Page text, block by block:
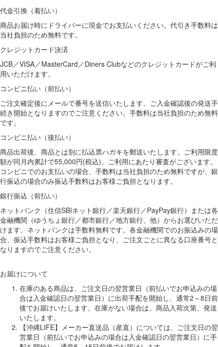
代金引換（着払い）
商品お届け時にドライバーに現金でお支払いください。代引き手数料は
当社負担のため無料です。
クレジットカード決済
JCB／VISA／MasterCard／Diners Clubなどのクレジットカードがご利
用いただけます。
コンビニ払い（前払い）
ご注文確定後にメールで番号を送信いたします。ご入金確認後の発送手
続き開始となりますのでご注意ください。手数料は当社負担のため無料
です。
コンビニ払い（後払い）
商品出荷後、商品とは別に払込票ハガキを郵送いたします。ご利用限度
額が同月内累計で55,000円(税込)。ご利用にあたり審査がございます。
コンビニでのお支払いの場合、手数料は当社負担のため無料ですが、銀
行振込の場合のみ振込手数料はお客様ご負担となります。
銀行振込（前払い）
ネットバンク（住信SBIネット銀行／楽天銀行／PayPay銀行）または各
金融機関（ゆうちょ銀行／都市銀行／地方銀行、他）からお選びいただ
けます。ネットバンクは手数料無料です。各金融機関でのお振込みの場
合、振込手数料はお客様ご負担となり、ご注文ごとに異なる口座番号と
なりますのでご注意ください。
お届けについて
在庫のある商品は、ご注文日の翌営業日（前払いでお申込みの場
合は入金確認日の翌営業日）に出荷手配を開始し、通常2～8日前
後でお届けいたします。在庫がない場合は、商品入荷次第、発送
いたします。
【沖縄LIFE】メーカー直送品（産直）については、ご注文日の翌
営業日（前払いでお申込みの場合は入金確認日の翌営業日）に手